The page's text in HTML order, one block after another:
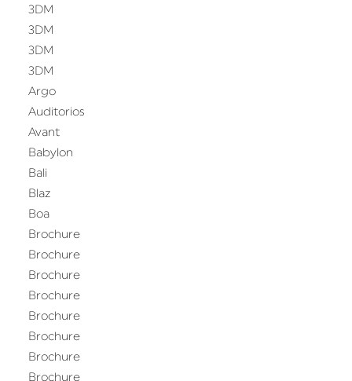
3DM
3DM
3DM
3DM
Argo
Auditorios
Avant
Babylon
Bali
Blaz
Boa
Brochure
Brochure
Brochure
Brochure
Brochure
Brochure
Brochure
Brochure